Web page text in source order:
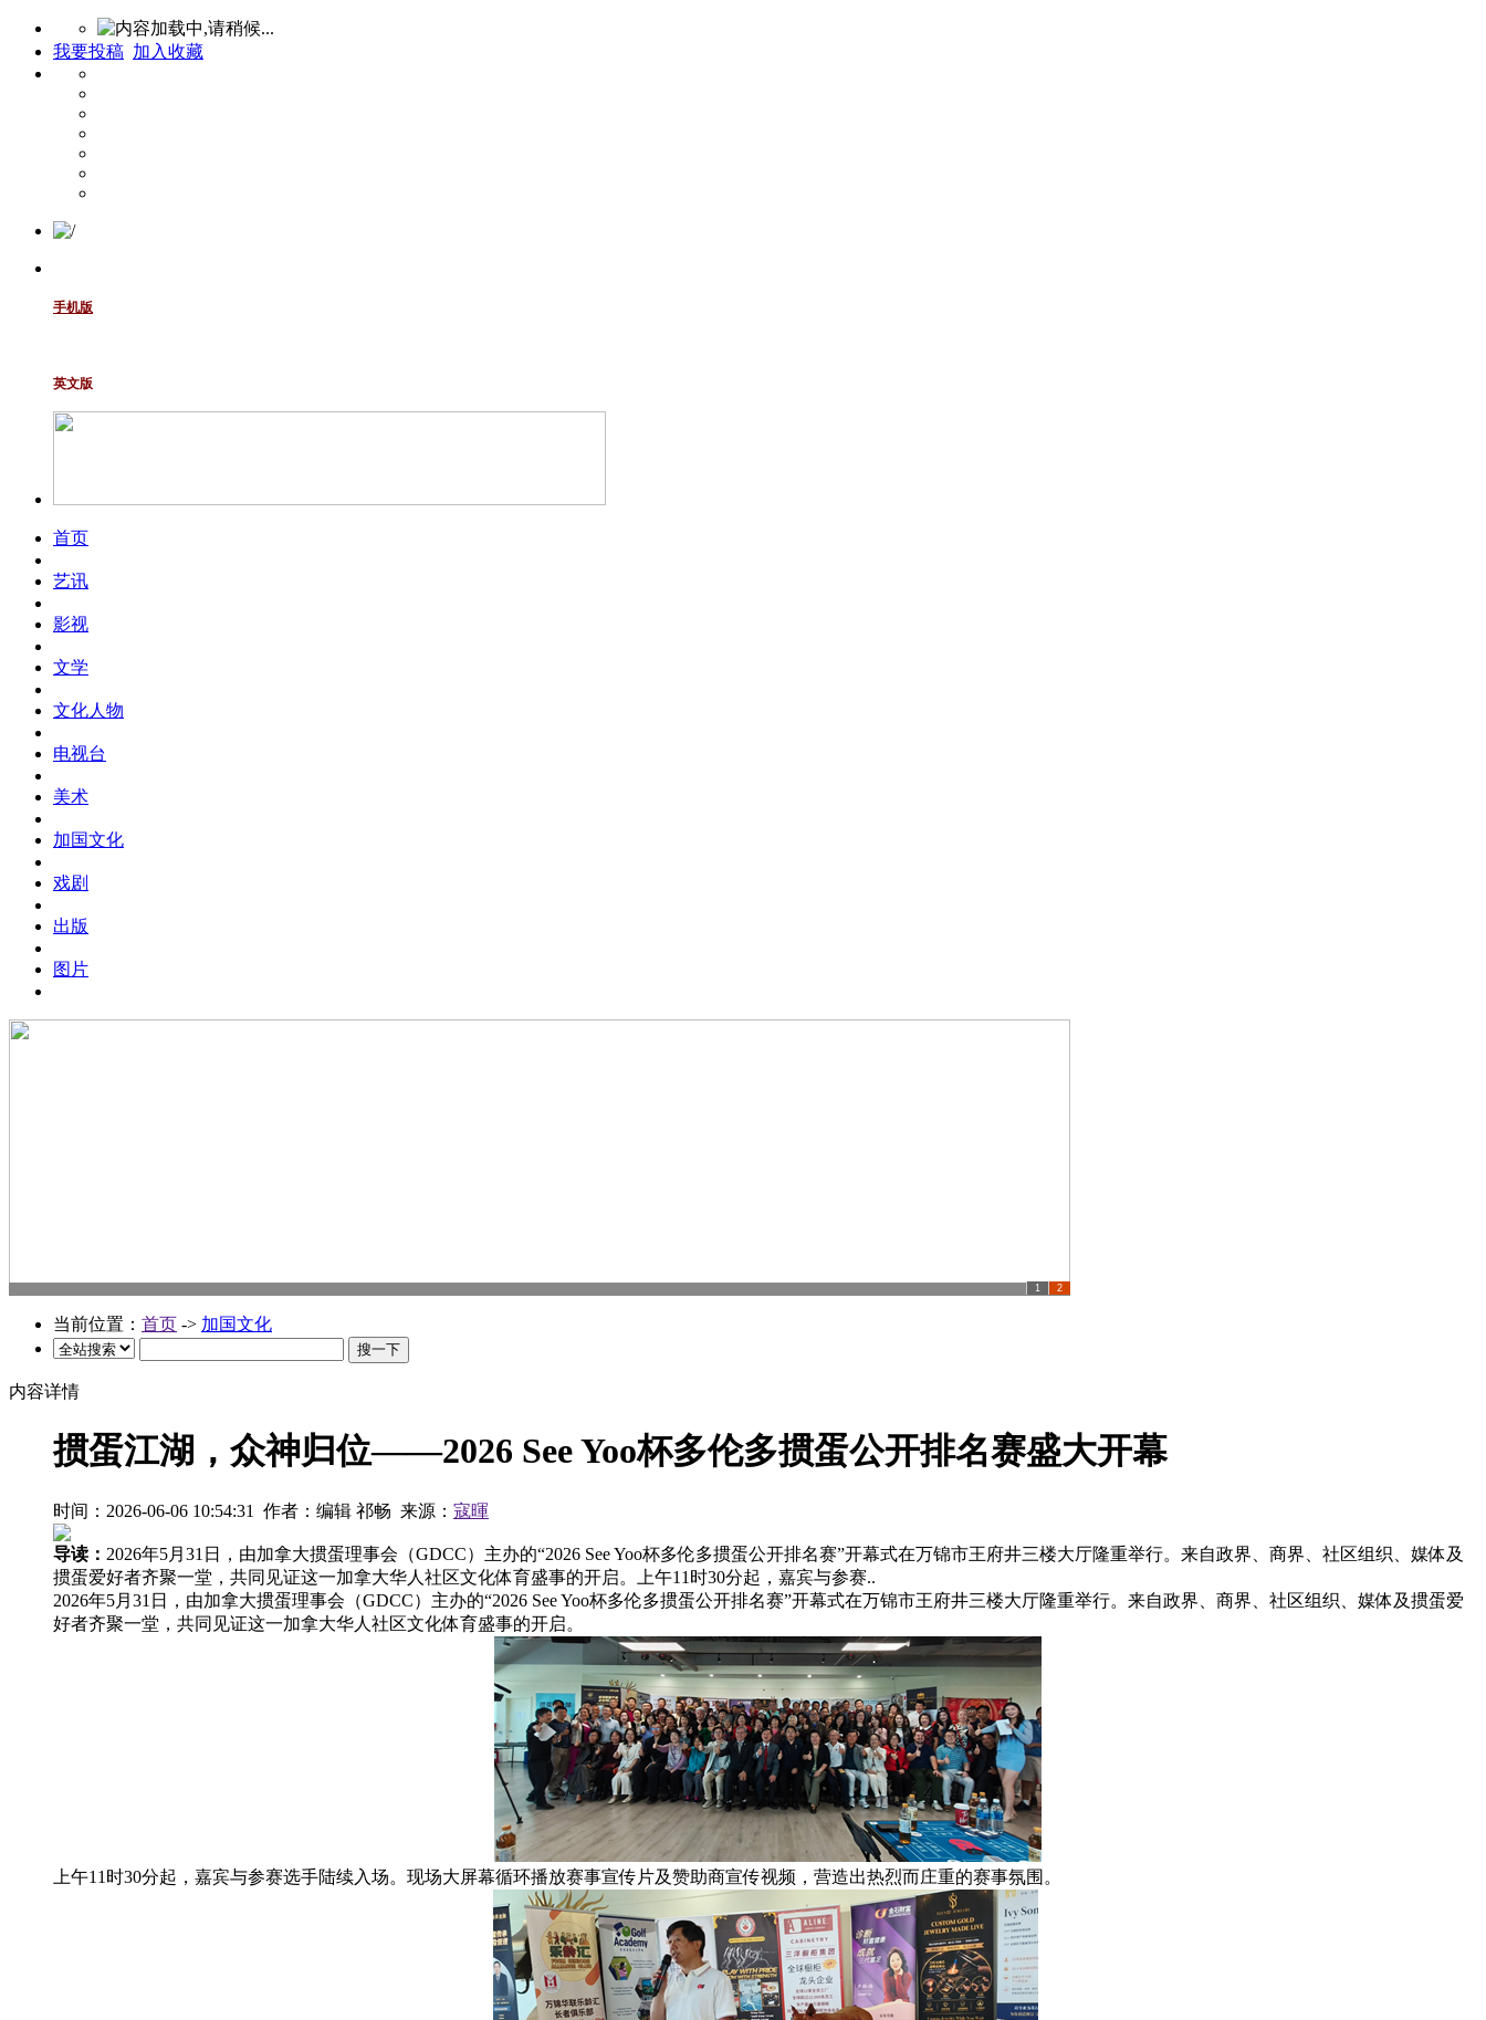
我要投稿 加入收藏
手机版
英文版
首页
艺讯
影视
文学
文化人物
电视台
美术
加国文化
戏剧
出版
图片
1 2
当前位置： 首页 -> 加国文化
内容详情
掼蛋江湖，众神归位——2026 See Yoo杯多伦多掼蛋公开排名赛盛大开幕
时间：2026-06-06 10:54:31 作者：编辑 祁畅 来源： 寇暉
导读： 2026年5月31日，由加拿大掼蛋理事会（GDCC）主办的“2026 See Yoo杯多伦多掼蛋公开排名赛”开幕式在万锦市王府井三楼大厅隆重举行。来自政界、商界、社区组织、媒体及
掼蛋爱好者齐聚一堂，共同见证这一加拿大华人社区文化体育盛事的开启。上午11时30分起，嘉宾与参赛..
2026年5月31日，由加拿大掼蛋理事会（GDCC）主办的“2026 See Yoo杯多伦多掼蛋公开排名赛”开幕式在万锦市王府井三楼大厅隆重举行。来自政界、商界、社区组织、媒体及掼蛋爱
好者齐聚一堂，共同见证这一加拿大华人社区文化体育盛事的开启。
上午11时30分起，嘉宾与参赛选手陆续入场。现场大屏幕循环播放赛事宣传片及赞助商宣传视频，营造出热烈而庄重的赛事氛围。